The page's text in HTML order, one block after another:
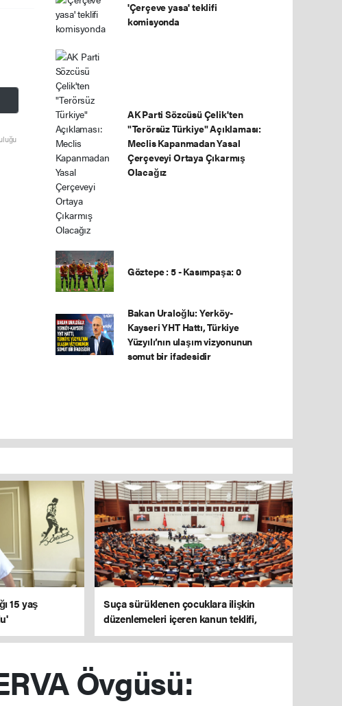
'Çerçeve yasa' teklifi
komisyonda
AK Parti Sözcüsü Çelik'ten
"Terörsüz Türkiye" Açıklaması:
Meclis Kapanmadan Yasal
Çerçeveyi Ortaya Çıkarmış
Olacağız
Göztepe : 5 - Kasımpaşa: 0
Bakan Uraloğlu: Yerköy-
Kayseri YHT Hattı, Türkiye
Yüzyılı’nın ulaşım vizyonunun
somut bir ifadesidir
15 yaş
Suça sürüklenen çocuklara ilişkin
düzenlemeleri içeren kanun teklifi,
TBMM Genel Kurulu'nda kabul edildi
Övgüsü: